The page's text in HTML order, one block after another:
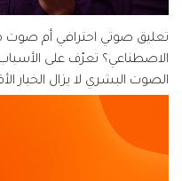
تعليق صوتي احترافي أم صوت
الاصطناعي؟ تعرّف على
الصوت البشري لا يزال الخيار
للعلامات التجارية الناطقة
تتبنى قيمة فويس شعار
يفهم العربية".